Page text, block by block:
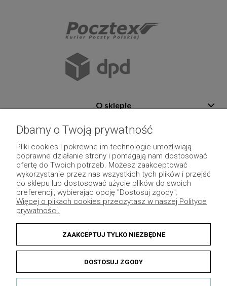
O sklepie
Pomoc
Płatność i dostawa
Moje konto
Pozostałe
Dbamy o Twoją prywatność
Pliki cookies i pokrewne im technologie umożliwiają
poprawne działanie strony i pomagają nam dostosować
ofertę do Twoich potrzeb. Możesz zaakceptować
wykorzystanie przez nas wszystkich tych plików i przejść
do sklepu lub dostosować użycie plików do swoich
preferencji, wybierając opcję "Dostosuj zgody".
Więcej o plikach cookies przeczytasz w naszej Polityce
prywatności.
ZAAKCEPTUJ TYLKO NIEZBĘDNE
DOSTOSUJ ZGODY